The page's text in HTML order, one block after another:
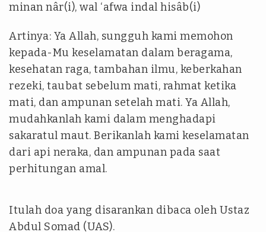
minan nâr(i), wal ‘afwa indal hisâb(i)
Artinya: Ya Allah, sungguh kami memohon
kepada-Mu keselamatan dalam beragama,
kesehatan raga, tambahan ilmu, keberkahan
rezeki, taubat sebelum mati, rahmat ketika
mati, dan ampunan setelah mati. Ya Allah,
mudahkanlah kami dalam menghadapi
sakaratul maut. Berikanlah kami keselamatan
dari api neraka, dan ampunan pada saat
perhitungan amal.
Itulah doa yang disarankan dibaca oleh Ustaz
Abdul Somad (UAS).